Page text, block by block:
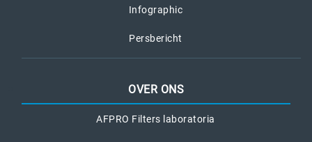
Infographic
Persbericht
OVER ONS
AFPRO Filters laboratoria